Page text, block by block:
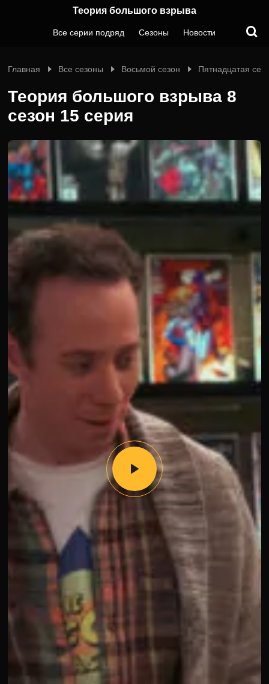
Теория большого взрыва
Все серии подряд Сезоны Новости
Главная Все сезоны Восьмой сезон Пятнадцатая
Теория большого взрыва 8
сезон 15 серия